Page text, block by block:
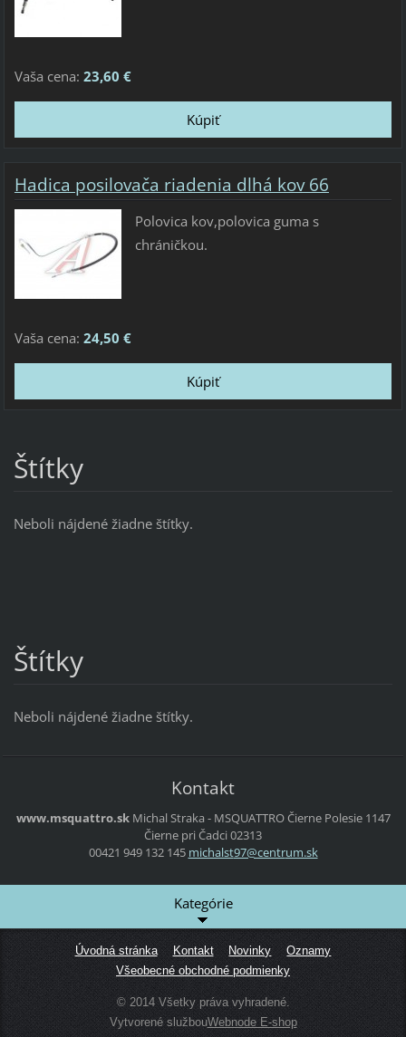
Vaša cena: 23,60 €
Hadica posilovača riadenia dlhá kov 66
Polovica kov,polovica guma s
chráničkou.
Vaša cena: 24,50 €
Štítky
Neboli nájdené žiadne štítky.
Štítky
Neboli nájdené žiadne štítky.
Kontakt
www.msquattro.sk Michal Straka - MSQUATTROČierne Polesie 1147
Čierne pri Čadci 02313
00421 949 132 145 michalst97@centrum.sk
Kategórie
Úvodná stránka Kontakt Novinky
Oznamy
Všeobecné obchodné podmienky
© 2014 Všetky práva vyhradené.
Vytvorené službouWebnode E-shop